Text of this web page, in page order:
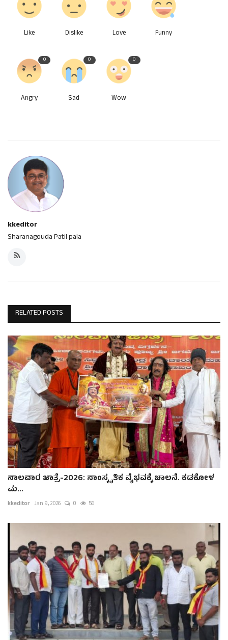
Like Dislike Love Funny
0
Angry
0
Sad
0
Wow
kkeditor
Sharanagouda Patil pala
RELATED POSTS
ನಾಲವಾರ ಜಾತ್ರೆ-2026: ಸಾಂಸ್ಕೃತಿಕ ವೈಭವಕ್ಕೆ ಚಾಲನೆ. ಕಡಕೋಳ
ಮ...
kkeditor Jan 9, 2026 0 56